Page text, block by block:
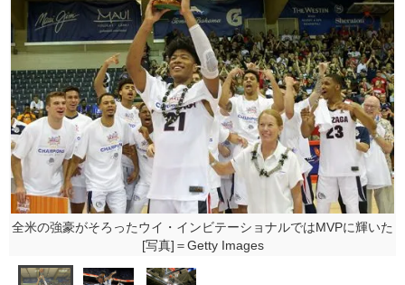
全米の強豪がそろったウイ・インビテーショナルではMVPに輝いた
[写真]＝Getty Images